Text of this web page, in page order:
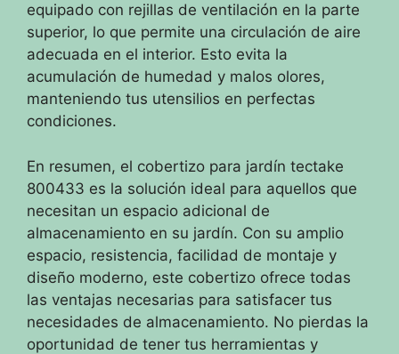
equipado con rejillas de ventilación en la parte
superior, lo que permite una circulación de aire
adecuada en el interior. Esto evita la
acumulación de humedad y malos olores,
manteniendo tus utensilios en perfectas
condiciones.
En resumen, el cobertizo para jardín tectake
800433 es la solución ideal para aquellos que
necesitan un espacio adicional de
almacenamiento en su jardín. Con su amplio
espacio, resistencia, facilidad de montaje y
diseño moderno, este cobertizo ofrece todas
las ventajas necesarias para satisfacer tus
necesidades de almacenamiento. No pierdas la
oportunidad de tener tus herramientas y